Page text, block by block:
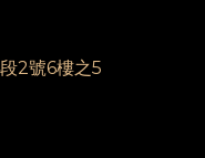
2號6樓之5